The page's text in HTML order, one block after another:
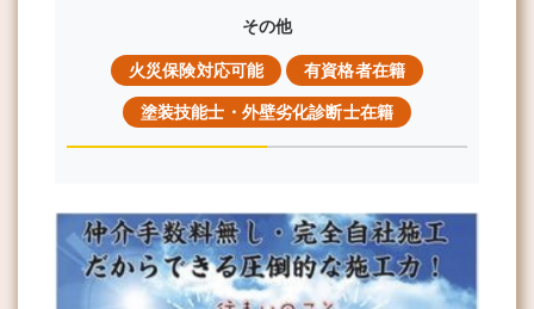
その他
火災保険対応可能 有資格者在籍
塗装技能士・外壁劣化診断士在籍